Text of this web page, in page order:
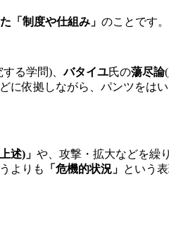
「制度や仕組み」 のことです。
する学問)、バタイユ氏の蕩尽論
に依拠しながら、パンツをは
述)」 や、攻撃・拡大などを繰
よりも 「危機的状況」 という